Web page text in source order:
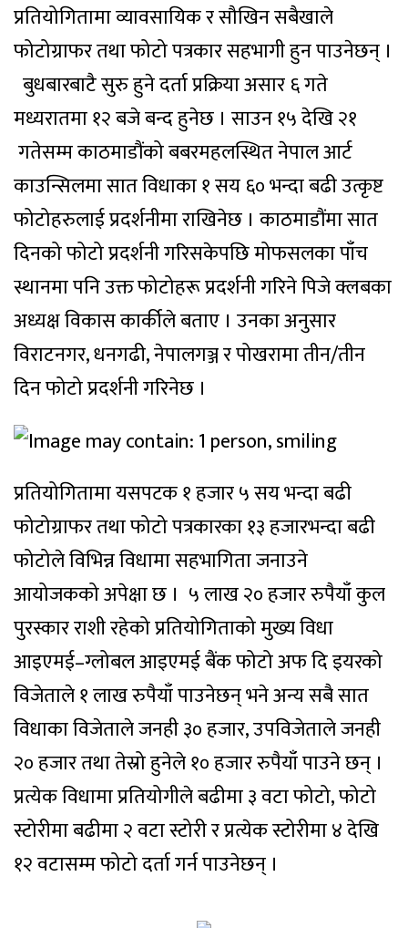
प्रतियोगितामा व्यावसायिक र सौखिन सबैखाले
फोटोग्राफर तथा फोटो पत्रकार सहभागी हुन पाउनेछन् ।
बुधबारबाटै सुरु हुने दर्ता प्रक्रिया असार ६ गते
मध्यरातमा १२ बजे बन्द हुनेछ । साउन १५ देखि २१
गतेसम्म काठमाडौंको बबरमहलस्थित नेपाल आर्ट
काउन्सिलमा सात विधाका १ सय ६० भन्दा बढी उत्कृष्ट
फोटोहरुलाई प्रदर्शनीमा राखिनेछ । काठमाडौंमा सात
दिनको फोटो प्रदर्शनी गरिसकेपछि मोफसलका पाँच
स्थानमा पनि उक्त फोटोहरू प्रदर्शनी गरिने पिजे क्लबका
अध्यक्ष विकास कार्कीले बताए । उनका अनुसार
विराटनगर, धनगढी, नेपालगञ्ज र पोखरामा तीन/तीन
दिन फोटो प्रदर्शनी गरिनेछ ।
प्रतियोगितामा यसपटक १ हजार ५ सय भन्दा बढी
फोटोग्राफर तथा फोटो पत्रकारका १३ हजारभन्दा बढी
फोटोले विभिन्न विधामा सहभागिता जनाउने
आयोजकको अपेक्षा छ । ५ लाख २० हजार रुपैयाँ कुल
पुरस्कार राशी रहेको प्रतियोगिताको मुख्य विधा
आइएमई–ग्लोबल आइएमई बैंक फोटो अफ दि इयरको
विजेताले १ लाख रुपैयाँ पाउनेछन् भने अन्य सबै सात
विधाका विजेताले जनही ३० हजार, उपविजेताले जनही
२० हजार तथा तेस्रो हुनेले १० हजार रुपैयाँ पाउने छन् ।
प्रत्येक विधामा प्रतियोगीले बढीमा ३ वटा फोटो, फोटो
स्टोरीमा बढीमा २ वटा स्टोरी र प्रत्येक स्टोरीमा ४ देखि
१२ वटासम्म फोटो दर्ता गर्न पाउनेछन् ।